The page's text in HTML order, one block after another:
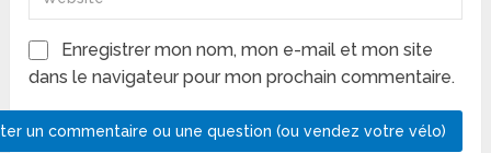
Enregistrer mon nom, mon e-mail et mon site
dans le navigateur pour mon prochain commentaire.